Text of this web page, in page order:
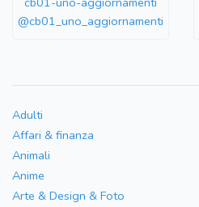
@cb01_uno_aggiornamenti
Adulti
Affari & finanza
Animali
Anime
Arte & Design & Foto